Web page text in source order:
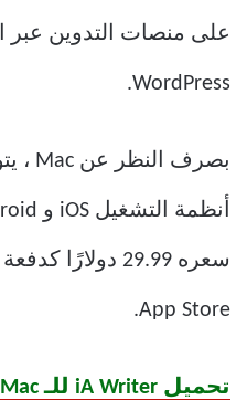
WordPress.
App Store.
تحميل iA Writer للـ Mac